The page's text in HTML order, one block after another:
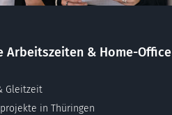
Arbeitszeiten & Home-Office
Gleitzeit
in Thüringen